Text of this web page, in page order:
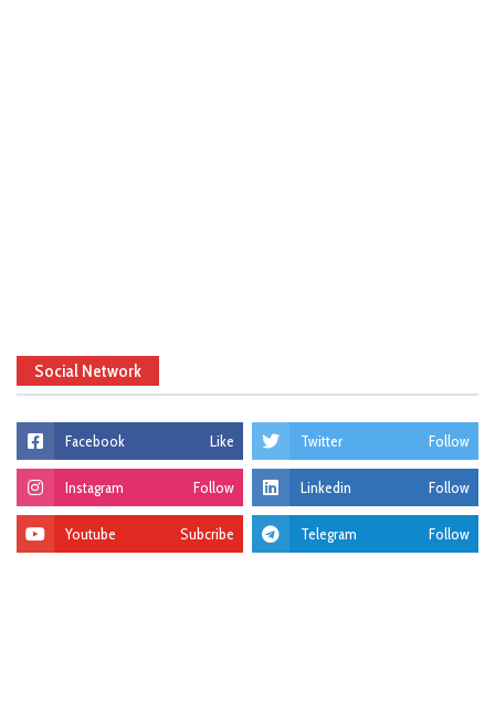
Social Network
Facebook Like Twitter Follow
Instagram Follow Linkedin Follow
Youtube Subcribe Telegram Follow